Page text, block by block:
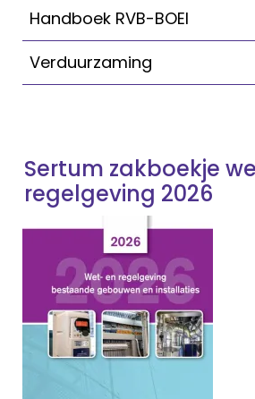
Handboek RVB-BOEI
Verduurzaming
Sertum zakboekje
regelgeving 2026